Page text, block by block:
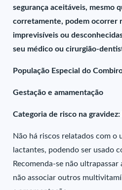
segurança aceitáveis, mesmo
corretamente, podem ocorrer
imprevisíveis ou
seu médico ou cirurgião-
População Especial do
Gestação e amamentação
Categoria de risco na gravidez:
Não há riscos relatados com o
lactantes, podendo ser usado
Recomenda-se não
não associar outros